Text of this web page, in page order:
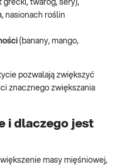
grecki, twaróg, sery),
, nasionach roślin
(banany, mango,
pozwalają zwiększyć
znacznego zwiększania
i dlaczego jest
masy mięśniowej,